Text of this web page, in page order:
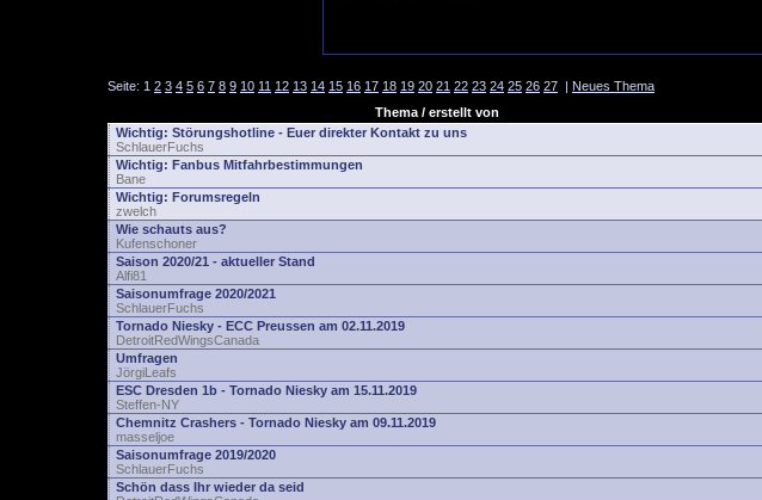
Seite: 1 2 3 4 5 6 7 8 9 10 11 12 13 14 15 16 17 18 19 20 21 22 23 24 25 26 27 | Neues Thema
Thema / erstellt von
Wichtig: Störungshotline - Euer direkter Kontakt zu uns
SchlauerFuchs
Wichtig: Fanbus Mitfahrbestimmungen
Bane
Wichtig: Forumsregeln
zwelch
Wie schauts aus?
Kufenschoner
Saison 2020/21 - aktueller Stand
Alfi81
Saisonumfrage 2020/2021
SchlauerFuchs
Tornado Niesky - ECC Preussen am 02.11.2019
DetroitRedWingsCanada
Umfragen
JörgiLeafs
ESC Dresden 1b - Tornado Niesky am 15.11.2019
Steffen-NY
Chemnitz Crashers - Tornado Niesky am 09.11.2019
masseljoe
Saisonumfrage 2019/2020
SchlauerFuchs
Schön dass Ihr wieder da seid